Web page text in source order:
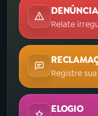
DENÚNCIA
Relate
Registre
ELOGIO